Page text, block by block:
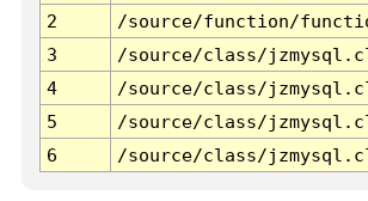
2
/source/function/
3
/source/class/
4
/source/class/
5
/source/class/
6
/source/class/